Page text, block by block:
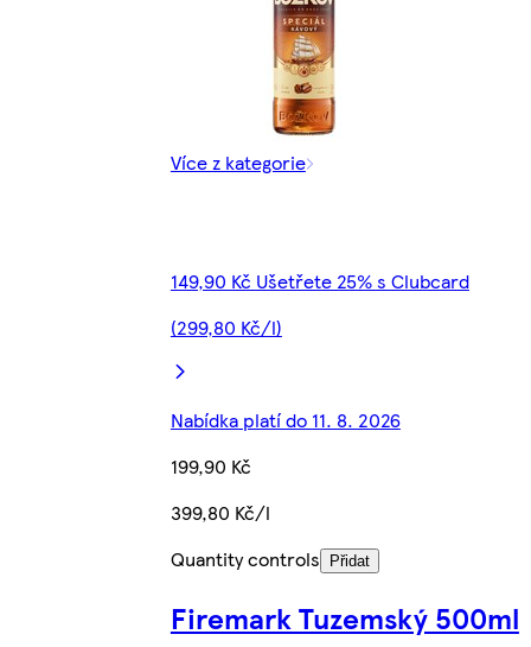
Více z kategorie
149,90 Kč Ušetřete 25% s Clubcard
(299,80 Kč/l)
Nabídka platí do 11. 8. 2026
199,90 Kč
399,80 Kč/l
Quantity controls
Přidat
Firemark Tuzemský 500ml